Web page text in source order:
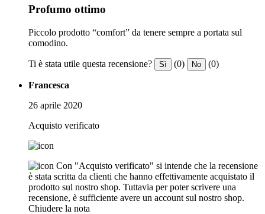
Profumo ottimo
Piccolo prodotto “comfort” da tenere sempre a portata sul
comodino.
Ti è stata utile questa recensione? Sì (0) No (0)
Francesca
26 aprile 2020
Acquisto verificato
Con "Acquisto verificato" si intende che la recensione
è stata scritta da clienti che hanno effettivamente acquistato il
prodotto sul nostro shop. Tuttavia per poter scrivere una
recensione, è sufficiente avere un account sul nostro shop.
Chiudere la nota